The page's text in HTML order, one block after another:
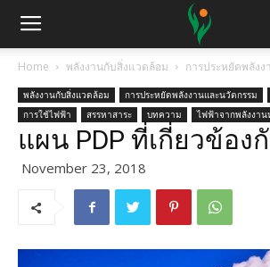
Home พลังงานกับสิ่งแวดล้อม การประหยัดพลัง
พลังงานกับสิ่งแวดล้อม การประหยัดพลังงานและนวัตกรรม
การใช้ไฟฟ้า
สรรหาสาระ บทความ ไฟฟ้าจากพลังงา
แผน PDP ที่เกี่ยวข้อง
November 23, 2018